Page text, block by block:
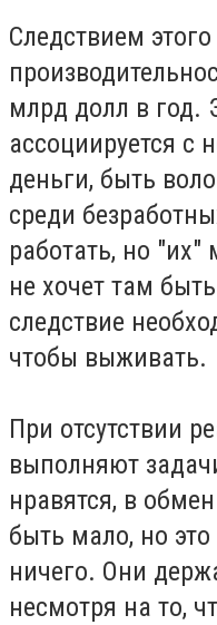
Следствием
млрд долл в год.
ассоциируется с
деньги, быть
среди
работать, но "их"
не хочет там
следствие
чтобы выживать.
При отсутствии
выполняют
нравятся, в
быть мало, но
ничего. Они
несмотря на то,